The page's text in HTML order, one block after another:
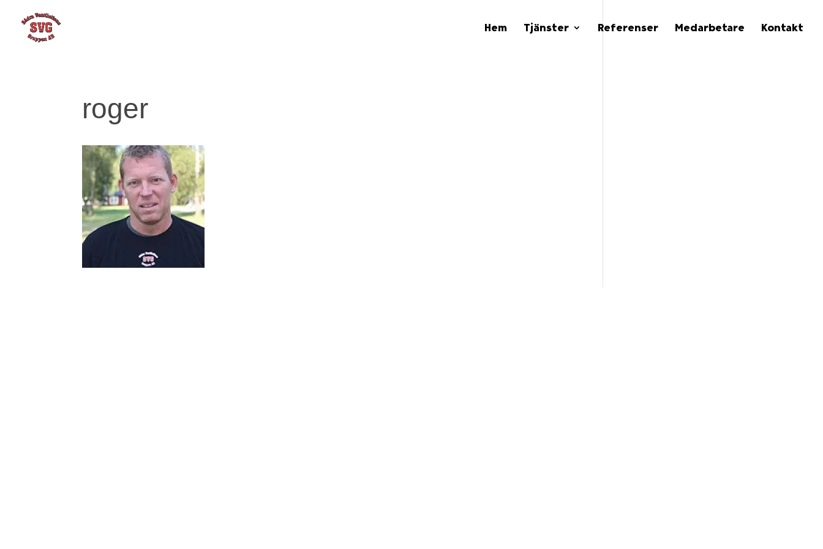
Hem Tjänster Referenser Medarbetare Kontakt
roger